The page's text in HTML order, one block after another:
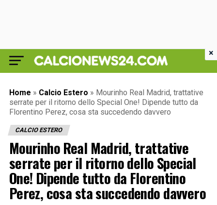
Home » Calcio Estero » Mourinho Real Madrid, trattative
serrate per il ritorno dello Special One! Dipende tutto da
Florentino Perez, cosa sta succedendo davvero
CALCIO ESTERO
Mourinho Real Madrid, trattative
serrate per il ritorno dello Special
One! Dipende tutto da Florentino
Perez, cosa sta succedendo davvero
×